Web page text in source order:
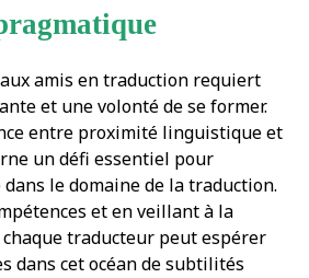
amis en traduction requiert
et une volonté de se former.
entre proximité linguistique et
un défi essentiel pour
dans le domaine de la traduction.
et en veillant à la
traducteur peut espérer
dans cet océan de subtilités